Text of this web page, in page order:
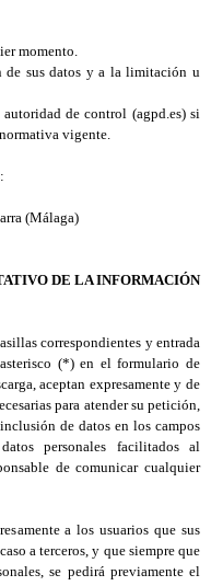
momento.
de sus datos y a la limitación u
de control (agpd.es) si
vigente.
:
(Málaga)
DE LA INFORMACIÓN
correspondientes y entrada
(*) en el formulario de
aceptan expresamente y de
para atender su petición,
de datos en los campos
personales facilitados al
de comunicar cualquier
a los usuarios que sus
a terceros, y que siempre que
se pedirá previamente el